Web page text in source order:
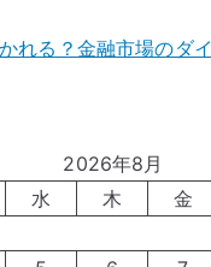
れる？金融市場のダ
2026年8月
水 木 金